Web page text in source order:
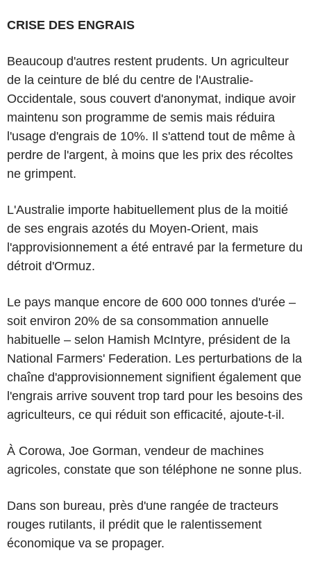
CRISE DES ENGRAIS
Beaucoup d'autres restent prudents. Un agriculteur
de la ceinture de blé du centre de l'Australie-
Occidentale, sous couvert d'anonymat, indique avoir
maintenu son programme de semis mais réduira
l'usage d'engrais de 10%. Il s'attend tout de même à
perdre de l'argent, à moins que les prix des récoltes
ne grimpent.
L'Australie importe habituellement plus de la moitié
de ses engrais azotés du Moyen-Orient, mais
l'approvisionnement a été entravé par la fermeture du
détroit d'Ormuz.
Le pays manque encore de 600 000 tonnes d'urée –
soit environ 20% de sa consommation annuelle
habituelle – selon Hamish McIntyre, président de la
National Farmers' Federation. Les perturbations de la
chaîne d'approvisionnement signifient également que
l'engrais arrive souvent trop tard pour les besoins des
agriculteurs, ce qui réduit son efficacité, ajoute-t-il.
À Corowa, Joe Gorman, vendeur de machines
agricoles, constate que son téléphone ne sonne plus.
Dans son bureau, près d'une rangée de tracteurs
rouges rutilants, il prédit que le ralentissement
économique va se propager.